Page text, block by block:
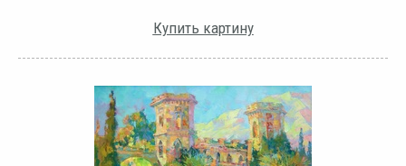
Купить картину